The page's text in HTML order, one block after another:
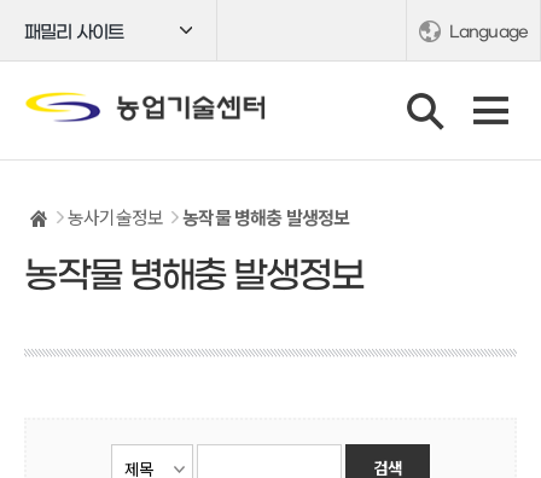
패밀리 사이트 Language
농사기술정보 농작물 병해충 발생정보
농작물 병해충 발생정보